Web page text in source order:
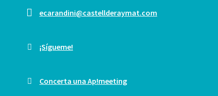
ecarandini@castellderaymat.com
¡Sígueme!
Concerta una Ap!meeting